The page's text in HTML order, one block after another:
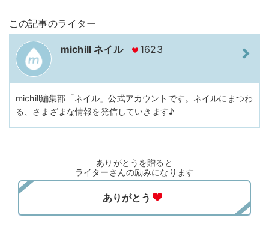
この記事のライター
michill ネイル 1623
michill編集部「ネイル」公式アカウントです。ネイルにまつわ
る、さまざまな情報を発信していきます♪
ありがとうを贈ると
ライターさんの励みになります